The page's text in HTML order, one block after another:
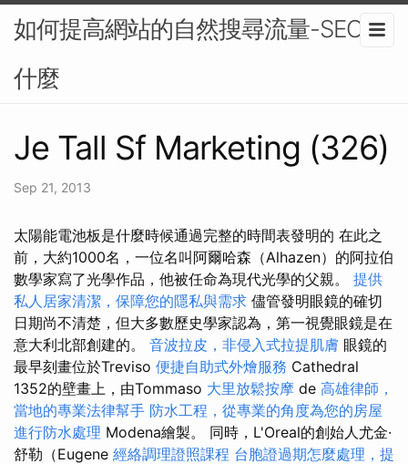
如何提高網站的自然搜尋流量-SEO是
什麼
Je Tall Sf Marketing (326)
Sep 21, 2013
太陽能電池板是什麼時候通過完整的時間表發明的 在此之
前，大約1000名，一位名叫阿爾哈森（Alhazen）的阿拉伯
數學家寫了光學作品，他被任命為現代光學的父親。 提供
私人居家清潔，保障您的隱私與需求 儘管發明眼鏡的確切
日期尚不清楚，但大多數歷史學家認為，第一視覺眼鏡是在
意大利北部創建的。 音波拉皮，非侵入式拉提肌膚 眼鏡的
最早刻畫位於Treviso 便捷自助式外燴服務 Cathedral
1352的壁畫上，由Tommaso 大里放鬆按摩 de 高雄律師，
當地的專業法律幫手 防水工程，從專業的角度為您的房屋
進行防水處理 Modena繪製。 同時，L'Oreal的創始人尤金·
舒勒（Eugene 經絡調理證照課程 台胞證過期怎麼處理，提